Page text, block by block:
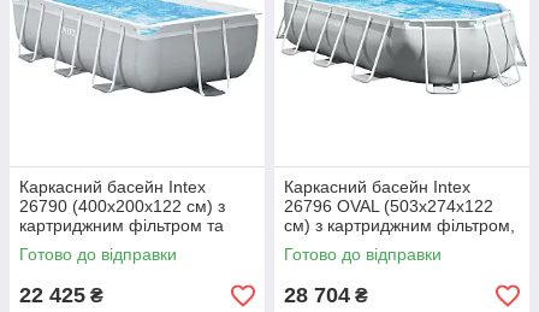
Каркасний басейн Intex
26790 (400х200х122 см) з
картриджним фільтром та
драбиною
Готово до відправки
22 425 ₴
Каркасний басейн Intex
26796 OVAL (503х274х122
см) з картриджним фільтром,
драбиною та тентом
Готово до відправки
28 704 ₴